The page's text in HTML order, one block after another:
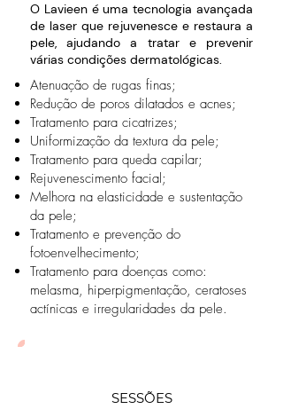
O Lavieen é uma tecnologia avançada
de laser que rejuvenesce e restaura a
pele, ajudando a tratar e prevenir
várias condições dermatológicas.
Atenuação de rugas finas;
Redução de poros dilatados e acnes;
Tratamento para cicatrizes;
Uniformização da textura da pele;
Tratamento para queda capilar;
Rejuvenescimento facial;
Melhora na elasticidade e sustentação
da pele;
Tratamento e prevenção do
fotoenvelhecimento;
Tratamento para doenças como:
melasma, hiperpigmentação, ceratoses
actínicas e irregularidades da pele.
SESSÕES